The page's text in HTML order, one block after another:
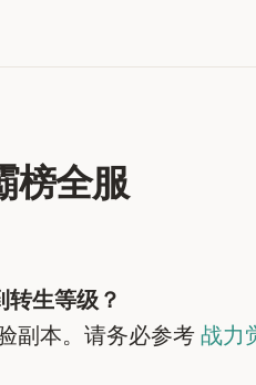
榜全服
生等级？
副本。请务必参考战力